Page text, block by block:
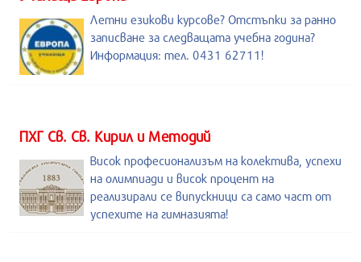
Летни езикови курсове? Отстъпки за ранно
записване за следващата учебна година?
Информация: тел. 0431 62711!
ПХГ Св. Св. Кирил и Методий
Висок професионализъм на колектива, успехи
на олимпиади и висок процент на
реализирали се випускници са само част от
успехите на гимназията!